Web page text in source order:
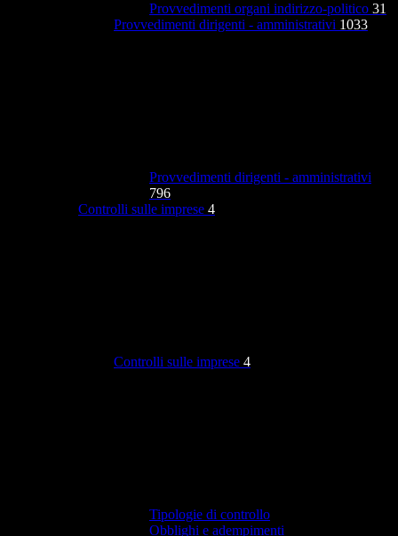
Provvedimenti organi indirizzo-politico 31
Provvedimenti dirigenti - amministrativi 1033
Provvedimenti dirigenti - amministrativi
796
Controlli sulle imprese 4
Controlli sulle imprese 4
Tipologie di controllo
Obblighi e adempimenti